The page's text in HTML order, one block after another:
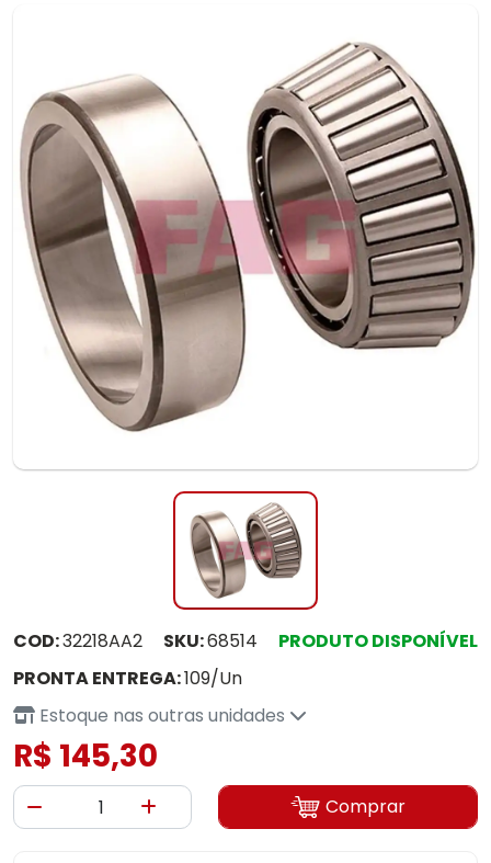
COD:32218AA2 SKU:68514
PRODUTO DISPONÍVEL
PRONTA ENTREGA:109/Un
Estoque nas outras unidades
R$ 145,30
Comprar